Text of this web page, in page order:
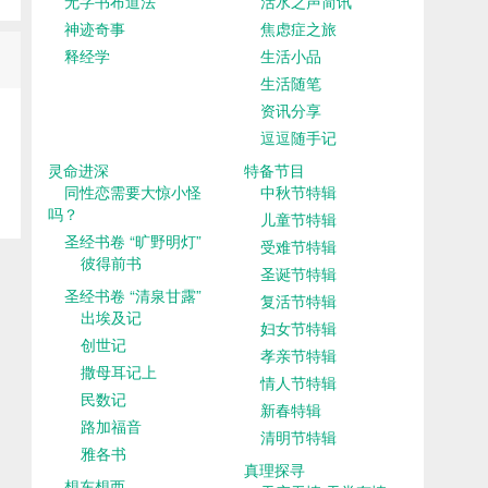
神迹奇事
释经学
焦虑症之旅
生活小品
生活随笔
资讯分享
逗逗随手记
灵命进深
同性恋需要大惊小怪
吗？
圣经书卷 “旷野明灯”
彼得前书
圣经书卷 “清泉甘露”
出埃及记
创世记
撒母耳记上
民数记
路加福音
雅各书
特备节目
中秋节特辑
儿童节特辑
受难节特辑
圣诞节特辑
复活节特辑
妇女节特辑
孝亲节特辑
情人节特辑
新春特辑
清明节特辑
真理探寻